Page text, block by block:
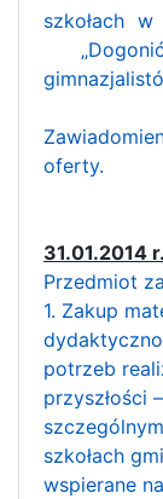
szkołach
oferty.
31.01.2014 r.
Przedmiot
1. Zakup
potrzeb
przyszłości
szkołach
wspierane